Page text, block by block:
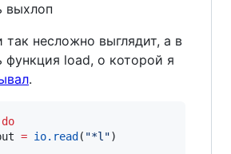
выхлоп
несложно выглядит, а в
функция load, о которой я
.
do
= io.read ( "*l ")